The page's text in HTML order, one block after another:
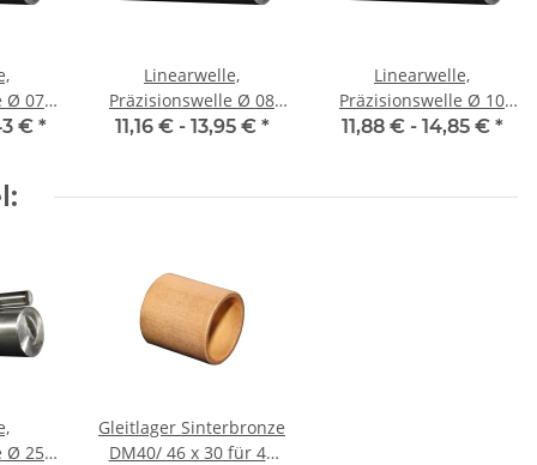
€ *
Linearwelle,
Präzisionswelle Ø 08
mm, je m ± 5 mm,
11,16 € - 13,95 € *
Linearwelle,
Präzisionswelle Ø 10
mm, je m ± 5 mm,
11,88 € - 14,85 € *
Gleitlager Sinterbronze
DM40/ 46 x 30 für 40